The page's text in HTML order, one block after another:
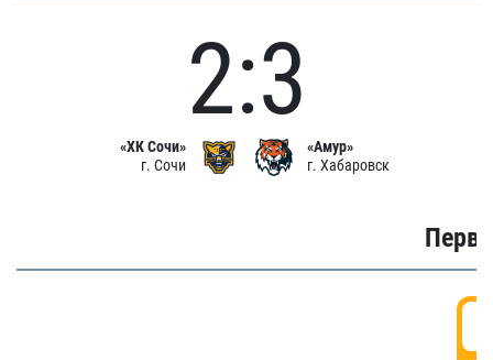
«ХК Сочи»
г. Сочи
2:3
«Амур»
г. Хабаровск